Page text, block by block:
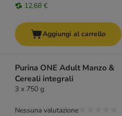
12,68 €
Aggiungi al carrello
Purina ONE Adult Manzo &
Cereali integrali
3 x 750 g
Nessuna valutazione